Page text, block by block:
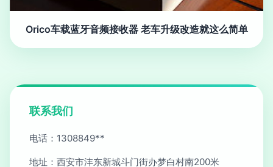
Orico车载蓝牙音频接收器 老车升级改造就这么简单
联系我们
电话：1308849**
地址：西安市沣东新城斗门街办梦白村南200米